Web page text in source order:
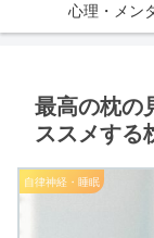
心理・メン
最高の枕
ススメす
自律神経・睡眠